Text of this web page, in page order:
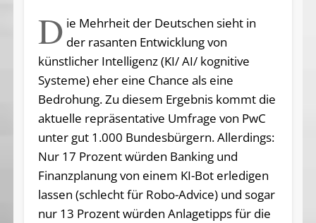
D ie Mehrheit der Deutschen sieht in
der rasanten Entwicklung von
künstlicher Intelligenz (KI/ AI/ kognitive
Systeme) eher eine Chance als eine
Bedrohung. Zu diesem Ergebnis kommt die
aktuelle repräsentative Umfrage von PwC
unter gut 1.000 Bundesbürgern. Allerdings:
Nur 17 Prozent würden Banking und
Finanzplanung von einem KI-Bot erledigen
lassen (schlecht für Robo-Advice) und sogar
nur 13 Prozent würden Anlagetipps für die